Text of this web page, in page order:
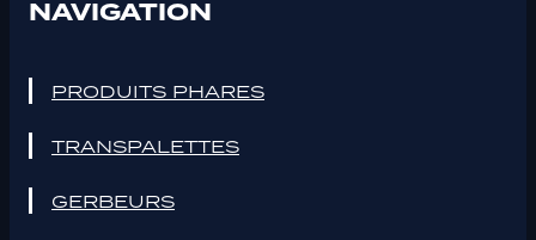
NAVIGATION
PRODUITS PHARES
TRANSPALETTES
GERBEURS